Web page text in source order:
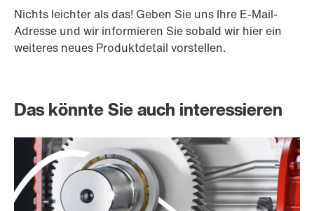
Nichts leichter als das! Geben Sie uns Ihre E-Mail-
Adresse und wir informieren Sie sobald wir hier ein
weiteres neues Produktdetail vorstellen.
Das könnte Sie auch interessieren